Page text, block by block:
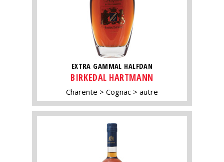
EXTRA GAMMAL HALFDAN
BIRKEDAL HARTMANN
Charente Cognac autre